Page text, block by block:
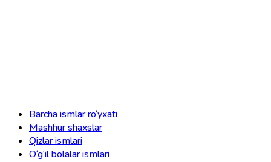
Barcha ismlar ro‘yxati
Mashhur shaxslar
Qizlar ismlari
O‘g‘il bolalar ismlari